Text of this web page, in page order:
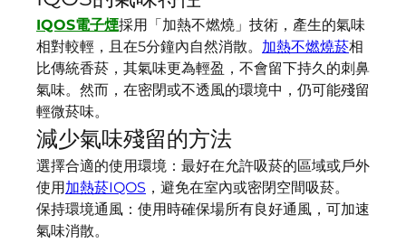
IQOS電子煙採用「加熱不燃燒」技術，產生的氣味
相對較輕，且在5分鐘內自然消散。 加熱不燃燒菸相
比傳統香菸，其氣味更為輕盈，不會留下持久的刺鼻
氣味。然而，在密閉或不透風的環境中，仍可能殘留
輕微菸味。
減少氣味殘留的方法
選擇合適的使用環境：最好在允許吸菸的區域或戶外
使用加熱菸IQOS ，避免在室內或密閉空間吸菸。
保持環境通風：使用時確保場所有良好通風，可加速
氣味消散。